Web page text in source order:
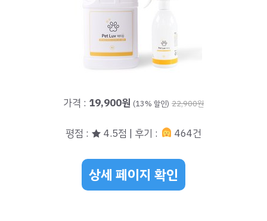
가격 : 19,900원 (13% 할인) 22,900원
평점 : ★ 4.5점 | 후기 : 464건
상세 페이지 확인